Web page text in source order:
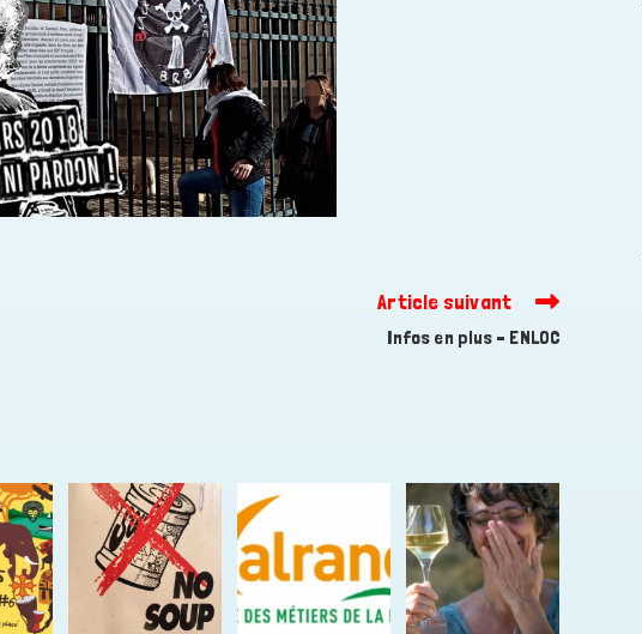
Article suivant
Infos en plus – ENLOC